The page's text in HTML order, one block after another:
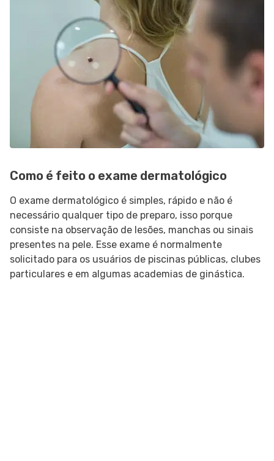
Como é feito o exame dermatológico
O exame dermatológico é simples, rápido e não é
necessário qualquer tipo de preparo, isso porque
consiste na observação de lesões, manchas ou sinais
presentes na pele. Esse exame é normalmente
solicitado para os usuários de piscinas públicas, clubes
particulares e em algumas academias de ginástica.